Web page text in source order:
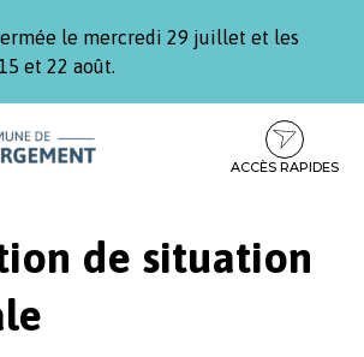
le mercredi 29 juillet et les
et 22 août.
ACCÈS RAPIDES
de situation